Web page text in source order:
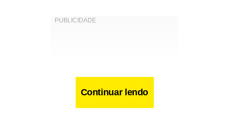
Continuar lendo